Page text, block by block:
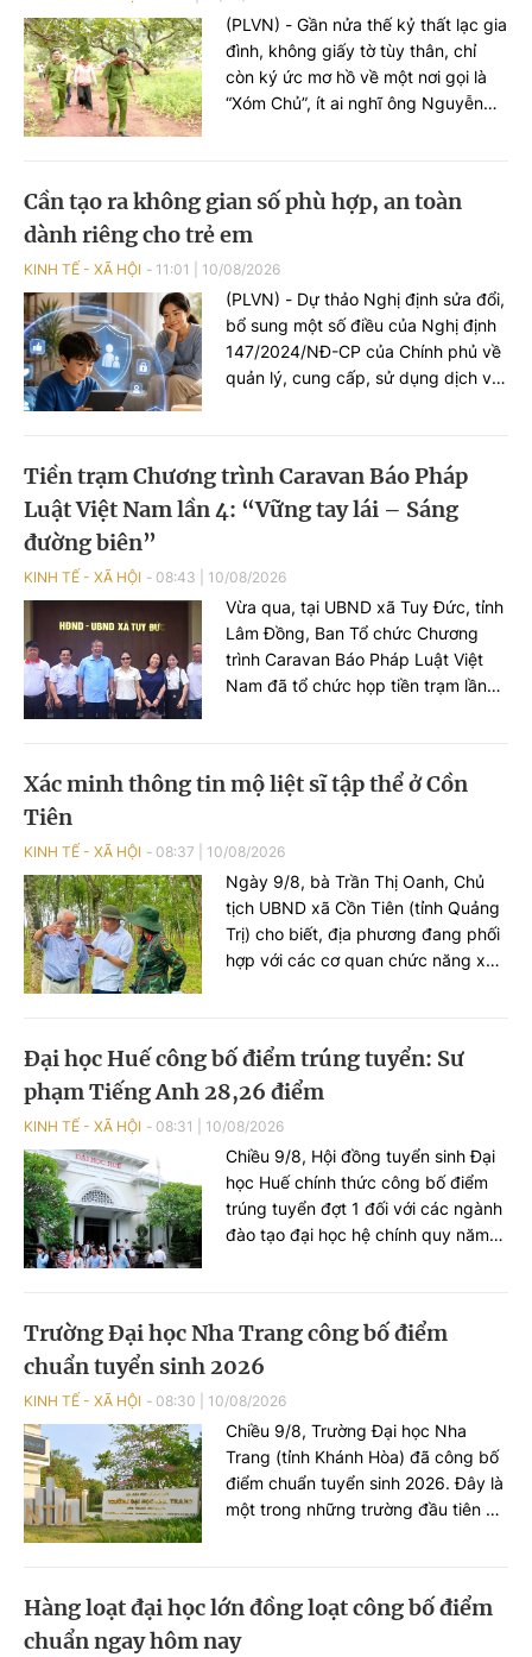
(PLVN) - Gần nửa thế kỷ thất lạc gia
đình, không giấy tờ tùy thân, chỉ
còn ký ức mơ hồ về một nơi gọi là
“Xóm Chủ”, ít ai nghĩ ông Nguyễn
Thuận Lợi (TP Đồng Nai) đã lần theo
dữ liệu dân cư (DLDC), kết nối nhiều
địa phương, tìm lại gia đình cho ông
Cần tạo ra không gian số phù hợp, an toàn
dành riêng cho trẻ em
KINH TẾ - XÃ HỘI 11:01 10/08/2026
(PLVN) - Dự thảo Nghị định sửa đổi,
bổ sung một số điều của Nghị định
147/2024/NĐ-CP của Chính phủ về
quản lý, cung cấp, sử dụng dịch vụ
đối với trẻ em dưới 16 tuổi trên
mạng xã hội. Tài khoản trẻ em sẽ
Tiền trạm Chương trình Caravan Báo Pháp
Luật Việt Nam lần 4: “Vững tay lái – Sáng
đường biên”
KINH TẾ - XÃ HỘI 08:43 10/08/2026
Vừa qua, tại UBND xã Tuy Đức, tỉnh
Lâm Đồng, Ban Tổ chức Chương
trình Caravan Báo Pháp Luật Việt
Nam đã tổ chức họp tiền trạm lần
lần thứ 4 với chủ đề “Vững tay lái –
Xác minh thông tin mộ liệt sĩ tập thể ở Cồn
Tiên
KINH TẾ - XÃ HỘI 08:37 10/08/2026
Ngày 9/8, bà Trần Thị Oanh, Chủ
tịch UBND xã Cồn Tiên (tỉnh Quảng
Trị) cho biết, địa phương đang phối
hợp với các cơ quan chức năng xác
Đại học Huế công bố điểm trúng tuyển: Sư
phạm Tiếng Anh 28,26 điểm
KINH TẾ - XÃ HỘI 08:31 10/08/2026
Chiều 9/8, Hội đồng tuyển sinh Đại
học Huế chính thức công bố điểm
trúng tuyển đợt 1 đối với các ngành
đào tạo đại học hệ chính quy năm
Tiếng Anh lấy 28,26 điểm
Trường Đại học Nha Trang công bố điểm
chuẩn tuyển sinh 2026
KINH TẾ - XÃ HỘI 08:30 10/08/2026
Chiều 9/8, Trường Đại học Nha
Trang (tỉnh Khánh Hòa) đã công bố
điểm chuẩn tuyển sinh 2026. Đây là
một trong những trường đầu tiên ở
Hàng loạt đại học lớn đồng loạt công bố điểm
chuẩn ngay hôm nay